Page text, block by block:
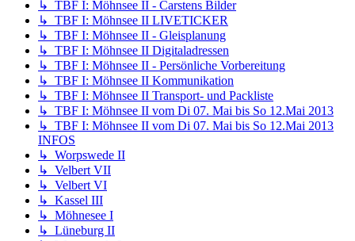
↳ TBF I: Möhnsee II - Carstens Bilder
↳ TBF I: Möhnsee II LIVETICKER
↳ TBF I: Möhnsee II - Gleisplanung
↳ TBF I: Möhnsee II Digitaladressen
↳ TBF I: Möhnsee II - Persönliche Vorbereitung
↳ TBF I: Möhnsee II Kommunikation
↳ TBF I: Möhnsee II Transport- und Packliste
↳ TBF I: Möhnsee II vom Di 07. Mai bis So 12.Mai 2013
↳ TBF I: Möhnsee II vom Di 07. Mai bis So 12.Mai 2013
INFOS
↳ Worpswede II
↳ Velbert VII
↳ Velbert VI
↳ Kassel III
↳ Möhnesee I
↳ Lüneburg II